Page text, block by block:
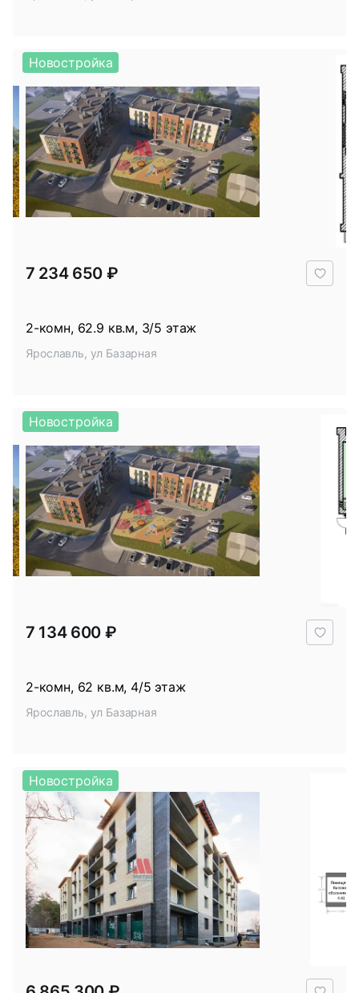
2-комн, 62.9 кв.м, 3/5 этаж
Ярославль, ул Базарная
7 234 650 ₽
Новостройка
2-комн, 62 кв.м, 4/5 этаж
Ярославль, ул Базарная
7 134 600 ₽
Новостройка
Новостройка